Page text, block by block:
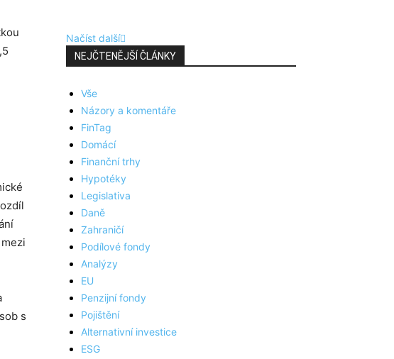
s
Načíst další
NEJČTENĚJŠÍ ČLÁNKY
Vše
Názory a komentáře
FinTag
Domácí
Finanční trhy
Hypotéky
Legislativa
Daně
Zahraničí
Podílové fondy
Analýzy
EU
Penzijní fondy
Pojištění
Alternativní investice
ESG